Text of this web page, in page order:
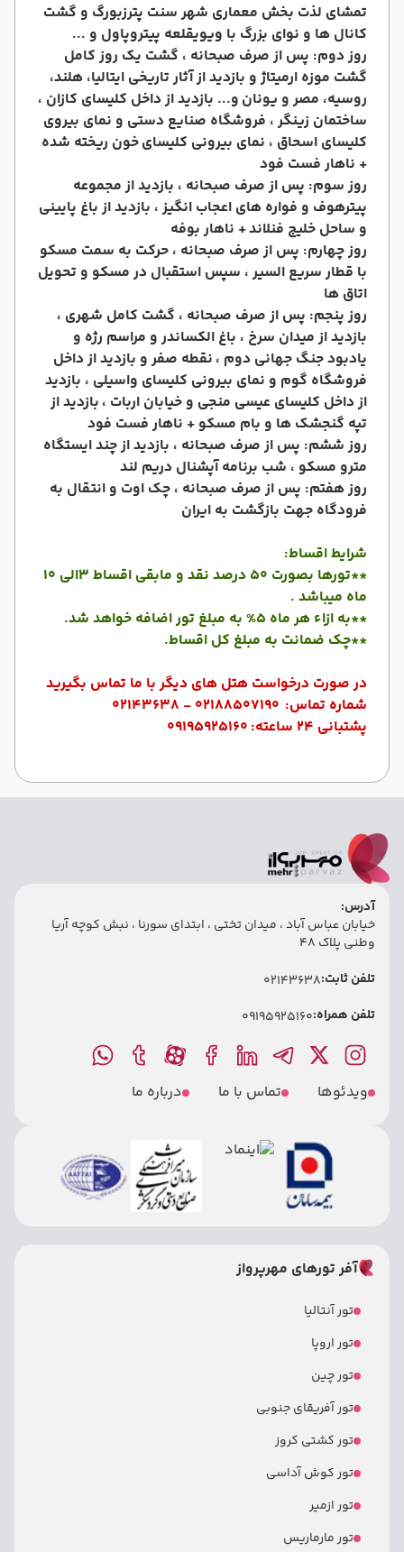
تمشای لذت بخش معماری شهر سنت پترزبورگ و گشت
کانال ها و نوای بزرگ با ویویقلعه پیتروپاول و ...
روز دوم: پس از صرف صبحانه ، گشت یک روز کامل
گشت موزه ارمیتاژ و بازدید از آثار تاریخی ایتالیا، هلند،
روسیه، مصر و یونان و... بازدید از داخل کلیسای کازان ،
ساختمان زینگر ، فروشگاه صنایع دستی و نمای بیروی
کلیسای اسحاق ، نمای بیرونی کلیسایخون ریخته شده
+ ناهار فست فود
روز سوم: پس از صرف صبحانه ، بازدید از مجموعه
پیترهوف و فواره های اعجاب انگیز ، بازدید از باغ پایینی
و ساحل خلیج فنلاند+ ناهار بوفه
روز چهارم: پس از صرف صبحانه ، حرکت به سمت مسکو
با قطار سریع السیر ، سپس استقبال در مسکو و تحویل
اتاق ها
روز پنجم: پس از صرف صبحانه ، گشت کامل شهری ،
بازدید از میدان سرخ ، باغ الکساندر و مراسم رژه و
یادبود جنگ جهانی دوم ، نقطه صفر و بازدید از داخل
فروشگاه گوم و نمای بیرونی کلیسای واسیلی ، بازدید
از داخل کلیسای عیسی منجی و خیابان اربات ، بازدید از
تپه گنجشک ها و بام مسکو + ناهار فست فود
روز ششم: پس از صرف صبحانه ، بازدید از چند ایستگاه
مترو مسکو ، شب برنامه آپشنال دریم لند
روز هفتم: پس از صرف صبحانه ، چک اوت و انتقال به
فرودگاه جهت بازگشت به ایران
شرایط اقساط:
**تورها بصورت 50 درصد نقد و مابقی اقساط 3الی 10
ماه میباشد .
**به ازاء هر ماه 5% به مبلغ تور اضافه خواهد شد.
**چک ضمانت به مبلغ کل اقساط.
در صورت درخواست هتل های دیگر با ما تماس بگیرید
شماره تماس: 02188507190 - 02143638
پشتبانی 24 ساعته:
09195925160
آدرس:
خیابان عباس آباد ، میدان تختی ، ابتدای سورنا ، نبش کوچه آریا
وطنی پلاک 48
تلفن ثابت:02143638
تلفن همراه:09195925160
ویدئوها تماس با ما درباره ما
آفر تورهای مهرپرواز
تور آنتالیا
تور اروپا
تور چین
تور آفریقای جنوبی
تور کشتی کروز
تور کوش آداسی
تور ازمیر
تور مارماریس